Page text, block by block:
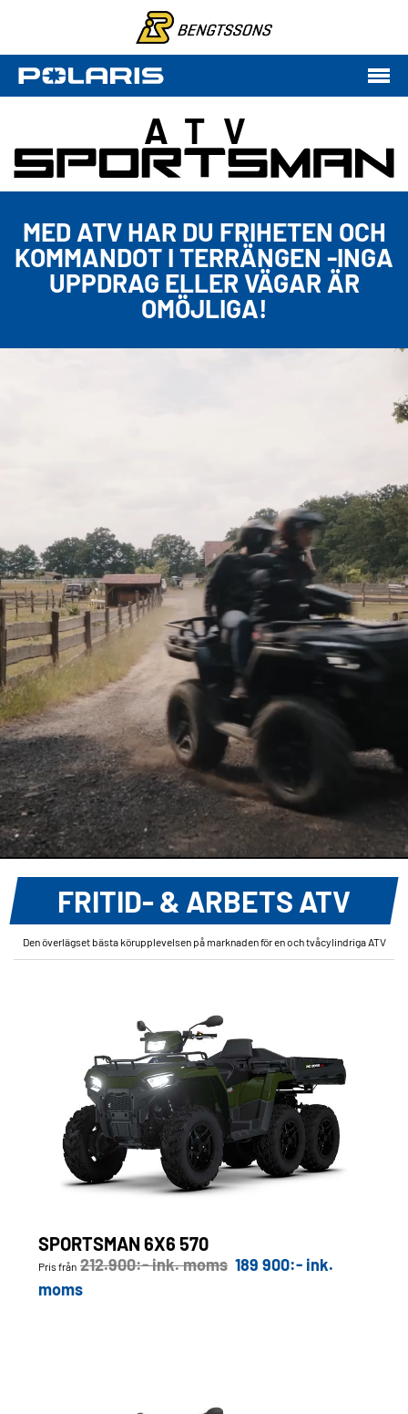
ATV
MED ATV HAR DU FRIHETEN OCH
KOMMANDOT I TERRÄNGEN -INGA
UPPDRAG ELLER VÄGAR ÄR
OMÖJLIGA!
FRITID- & ARBETS ATV
Den överlägset bästa körupplevelsen på marknaden för en och tvåcylindriga ATV
SPORTSMAN 6X6 570
Pris från 212.900:- ink. moms 189 900:- ink.
moms